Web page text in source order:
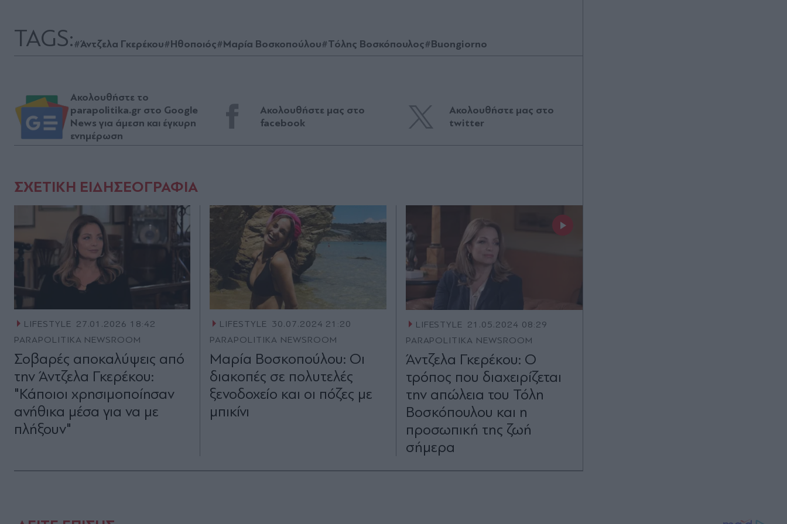
TAGS:#Άντζελα Γκερέκου#Ηθοποιός#Μαρία Βοσκοπούλου#Τόλης Βοσκόπουλος#Buongiorno
Ακολουθήστε το
parapolitika.gr στο Google
News για άμεση και έγκυρη
ενημέρωση
Ακολουθήστε μας στο
facebook
Ακολουθήστε μας στο
twitter
ΣΧΕΤΙΚΗ ΕΙΔΗΣΕΟΓΡΑΦΙΑ
LIFESTYLE 27.01.2026 18:42
PARAPOLITIKA NEWSROOM
Σοβαρές αποκαλύψεις από
την Άντζελα Γκερέκου:
"Κάποιοι χρησιμοποίησαν
ανήθικα μέσα για να με
πλήξουν"
LIFESTYLE 30.07.2024 21:20
PARAPOLITIKA NEWSROOM
Μαρία Βοσκοπούλου: Οι
διακοπές σε πολυτελές
ξενοδοχείο και οι πόζες με
μπικίνι
LIFESTYLE 21.05.2024 08:29
PARAPOLITIKA NEWSROOM
Άντζελα Γκερέκου: Ο
τρόπος που διαχειρίζεται
την απώλεια του Τόλη
Βοσκόπουλου και η
προσωπική της ζωή
σήμερα